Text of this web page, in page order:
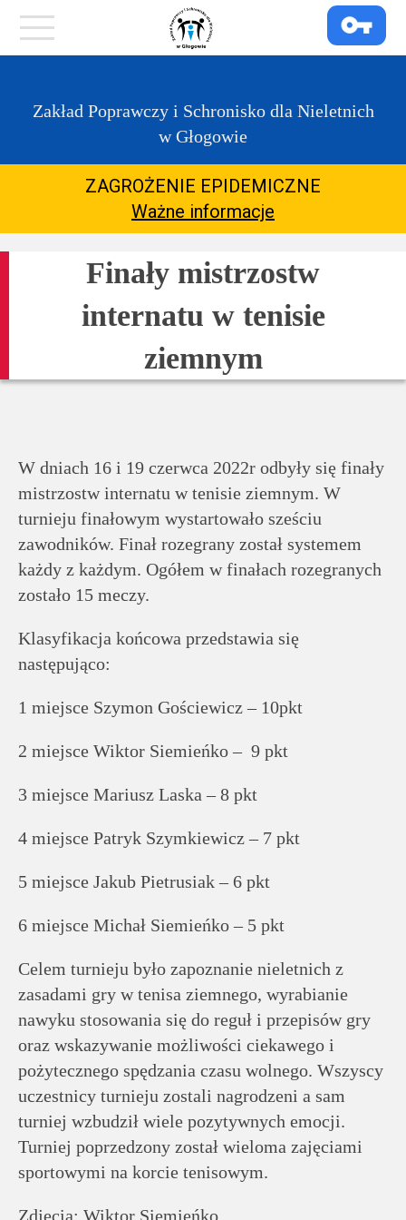
Menu
placówce
COVID-
Kontakt
Dla
Rodziców
Aktualności
Dobre
praktyki
Mapa
serwisu
Deklaracja
dostępności
Zakład Poprawczy i Schronisko dla Nieletnich
w Głogowie
ZAGROŻENIE EPIDEMICZNE
Ważne informacje
Finały mistrzostw
internatu w tenisie
ziemnym
W dniach 16 i 19 czerwca 2022r odbyły się finały
mistrzostw internatu w tenisie ziemnym. W
turnieju finałowym wystartowało sześciu
zawodników. Finał rozegrany został systemem
każdy z każdym. Ogółem w finałach rozegranych
zostało 15 meczy.
Klasyfikacja końcowa przedstawia się
następująco:
1 miejsce Szymon Gościewicz – 10pkt
2 miejsce Wiktor Siemieńko – 9 pkt
3 miejsce Mariusz Laska – 8 pkt
4 miejsce Patryk Szymkiewicz – 7 pkt
5 miejsce Jakub Pietrusiak – 6 pkt
6 miejsce Michał Siemieńko – 5 pkt
Celem turnieju było zapoznanie nieletnich z
zasadami gry w tenisa ziemnego, wyrabianie
nawyku stosowania się do reguł i przepisów gry
oraz wskazywanie możliwości ciekawego i
pożytecznego spędzania czasu wolnego. Wszyscy
uczestnicy turnieju zostali nagrodzeni a sam
turniej wzbudził wiele pozytywnych emocji.
Turniej poprzedzony został wieloma zajęciami
sportowymi na korcie tenisowym.
Zdjęcia: Wiktor Siemieńko